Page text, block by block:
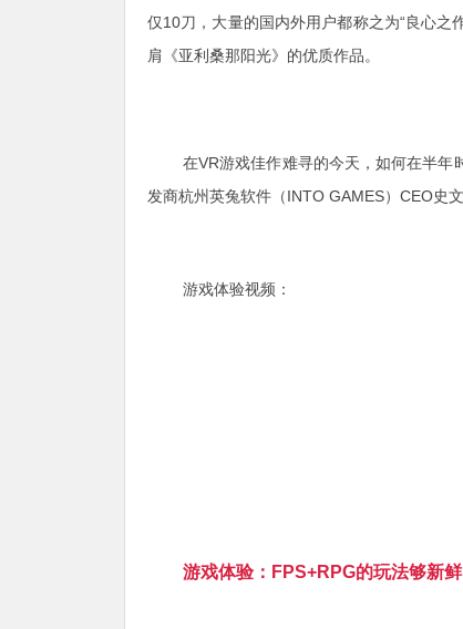
仅10刀，大量的国内外用户都称之为“良心之
肩《亚利桑那阳光》的优质作品。
在VR游戏佳作难寻的今天，如何在半年
发商杭州英兔软件（INTO GAMES）CEO史
游戏体验视频：
游戏体验：FPS+RPG的玩法够新鲜